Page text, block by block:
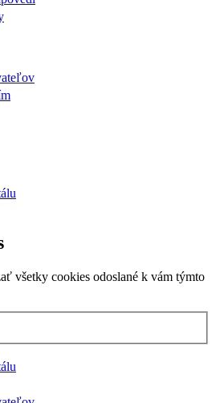
všetky cookies odoslané k vám týmto